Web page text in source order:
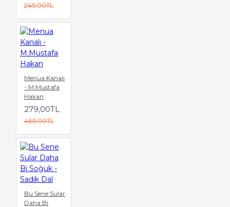
245,00TL
Menua Kanalı
- M.Mustafa
Hakan
279,00TL
465,00TL
Bu Sene Sular
Daha Bi